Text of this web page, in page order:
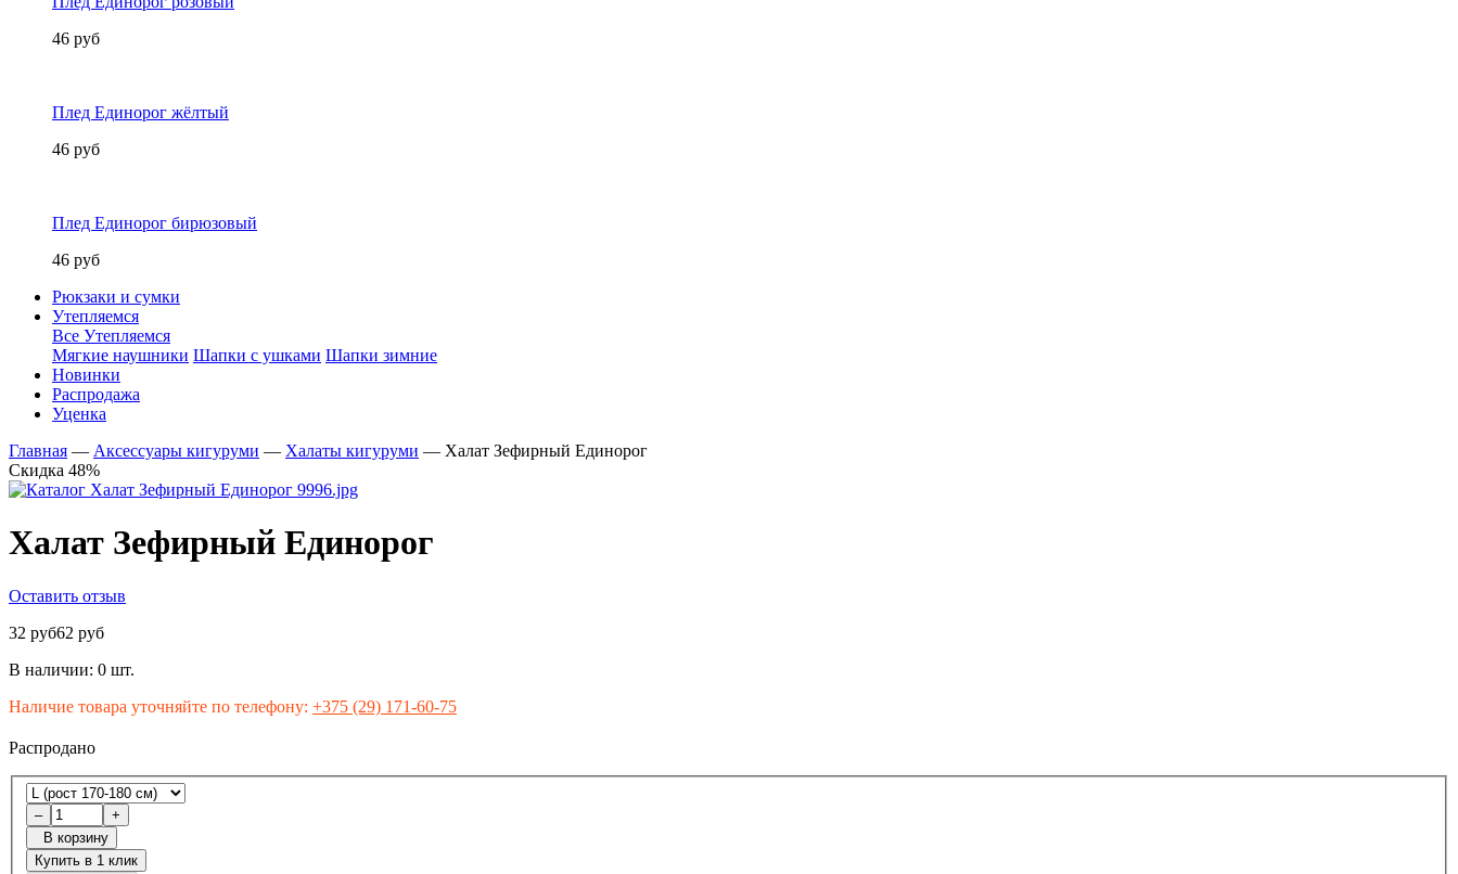
46 руб
Плед Единорог жёлтый
46 руб
Плед Единорог бирюзовый
46 руб
Рюкзаки и сумки
Утепляемся
Все Утепляемся
Мягкие наушники Шапки с ушками Шапки зимние
Новинки
Распродажа
Уценка
Главная — Аксессуары кигуруми — Халаты кигуруми — Халат Зефирный Единорог
Скидка 48%
Халат Зефирный Единорог
Оставить отзыв
32 руб62 руб
В наличии: 0 шт.
Наличие товара уточняйте по телефону: +375 (29) 171-60-75
Распродано
–
+
В корзину
Купить в 1 клик